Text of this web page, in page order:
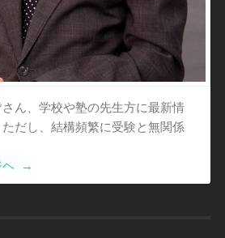
ん、学校や塾の先生方に最新情
だし、結構頻繁に受験と無関係
ヘ
→